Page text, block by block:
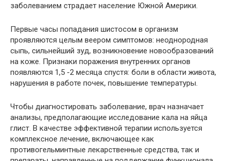
заболеванием страдает население Южной Америки.
Первые часы попадания шистосом в организм
проявляются целым веером симптомов: неоднородная
сыпь, сильнейший зуд, возникновение новообразований
на коже. Признаки поражения внутренних органов
появляются 1,5 -2 месяца спустя: боли в области живота,
нарушения в работе почек, повышение температуры.
Чтобы диагностировать заболевание, врач назначает
анализы, предполагающие исследование кала на яйца
глист. В качестве эффективной терапии используется
комплексное лечение, включающее как
противогельминтные лекарственные средства, так и